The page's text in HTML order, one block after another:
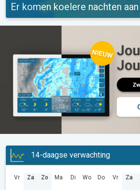
Er komen koelere nachten aan
14-daagse verwachting
Vr Za Zo Ma Di Wo Do Vr Za